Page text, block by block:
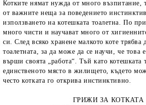
Котките нямат нужда от много възпитание,
от важните неща за поведението
използването на котешката тоалетна. По
много чисти и научават много от
си. След всяко хранене малкото коте трябва
тоалетната, за да може да се научи, че това
върши своята „работа“. Тъй като котешката
единственото място в жилището, където
често котката го открива инстинктивно.
ГРИЖИ ЗА КОТКАТА